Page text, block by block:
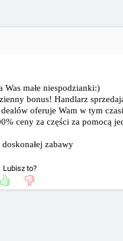
Was małe niespodzianki:)
bonus! Handlarz
oferuje Wam w tym
ceny za części za pomocą
zabawy
Lubisz to?